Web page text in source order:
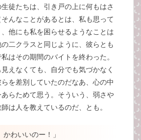
徒たちは、引き戸の上に何もはさ
んなことがあるとは、私も思って
他にも私を困らせるようなことは
二クラスと同じように、彼らとも
はその期間のバイトを終わった。
えなくても、自分でも気づかなく
を差別していたのだなあ、心の中
らためて思う。そういう、弱さや
は人を教えているのだ、とも。
わいいのー！」